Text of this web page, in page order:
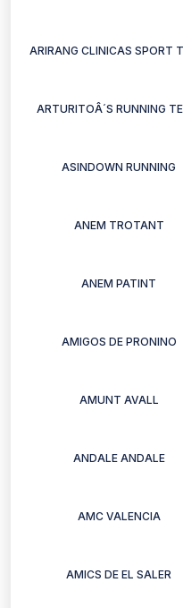
ARIRANG CLINICAS SPORT
ARTURITOÂ´S RUNNING
ASINDOWN RUNNING
ANEM TROTANT
ANEM PATINT
AMIGOS DE PRONINO
AMUNT AVALL
ANDALE ANDALE
AMC VALENCIA
AMICS DE EL SALER